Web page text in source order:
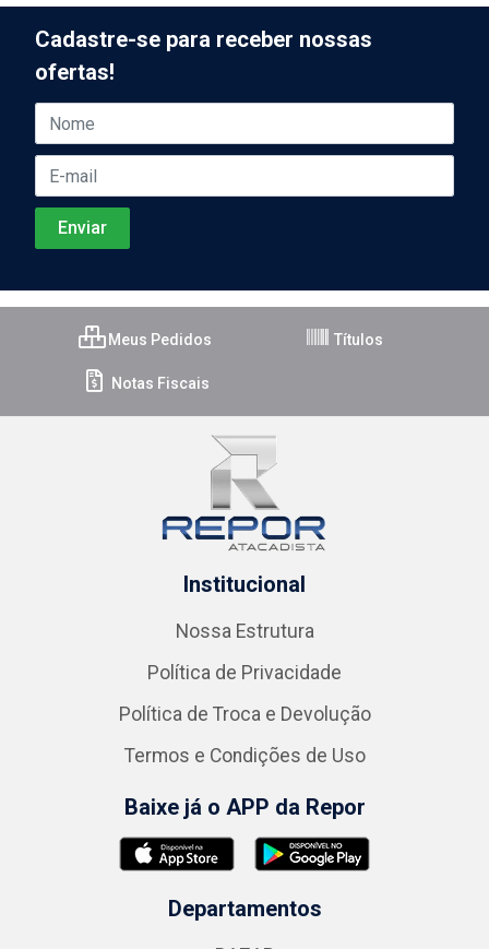
Cadastre-se para receber nossas
ofertas!
Meus Pedidos Títulos
Notas Fiscais
Institucional
Nossa Estrutura
Política de Privacidade
Política de Troca e Devolução
Termos e Condições de Uso
Baixe já o APP da Repor
Departamentos